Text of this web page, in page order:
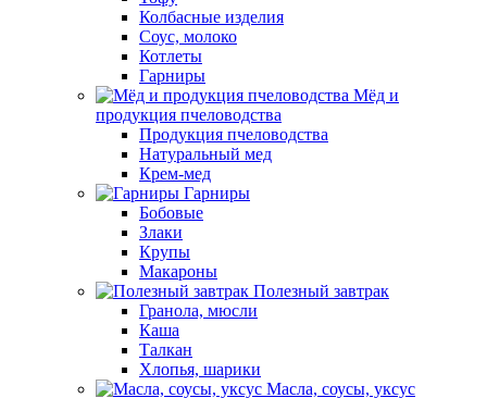
Колбасные изделия
Соус, молоко
Котлеты
Гарниры
Мёд и
продукция пчеловодства
Продукция пчеловодства
Натуральный мед
Крем-мед
Гарниры
Бобовые
Злаки
Крупы
Макароны
Полезный завтрак
Гранола, мюсли
Каша
Талкан
Хлопья, шарики
Масла, соусы, уксус